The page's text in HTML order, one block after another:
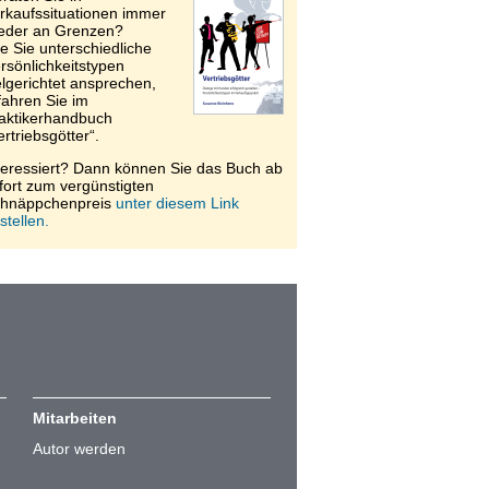
immer
an Grenzen?
Sie unterschiedliche
ansprechen,
Sie im
Dann können Sie das Buch ab
zum vergünstigten
unter diesem Link
Mitarbeiten
Autor werden